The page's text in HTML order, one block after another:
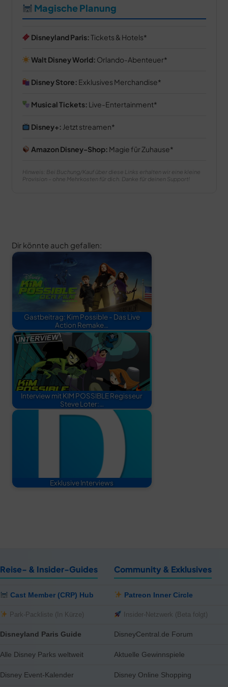
Magische Planung
Disneyland Paris:Tickets & Hotels
Walt Disney World: Orlando-Abenteuer
Disney Store: Exklusives Merchandise
Musical Tickets: Live-Entertainment
Disney+: Jetzt streamen
Amazon Disney-Shop: Magie für Zuhause
Hinweis: Bei Buchung/Kauf über diese Links erhalten wir eine kleine
Provision – ohne Mehrkosten für dich. Danke für deinen Support!
Dir könnte auch gefallen:
Gastbeitrag: Kim Possible - Das Live
Action Remake…
Interview mit KIM POSSIBLE Regisseur
Steve Loter:…
Exklusive Interviews
Reise- & Insider-Guides
Cast Member (CRP) Hub
Park-Packliste (In Kürze)
Disneyland Paris Guide
Alle Disney Parks weltweit
Disney Event-Kalender
Community & Exklusives
Patreon Inner Circle
Insider-Netzwerk (Beta folgt)
DisneyCentral.de Forum
Aktuelle Gewinnspiele
Disney Online Shopping